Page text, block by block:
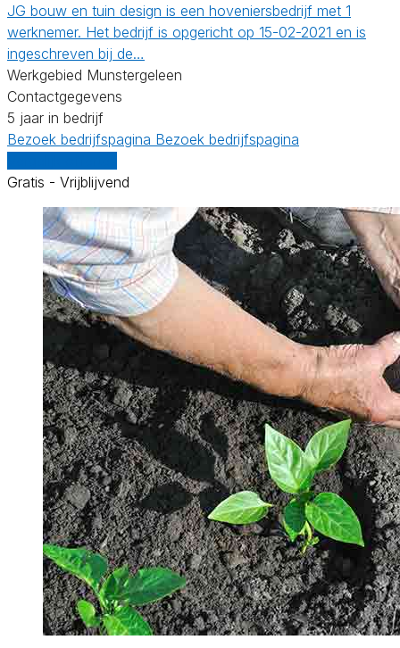
JG bouw en tuin design is een hoveniersbedrijf met 1
werknemer. Het bedrijf is opgericht op 15-02-2021 en is
ingeschreven bij de…
Werkgebied Munstergeleen
Contactgegevens
5 jaar in bedrijf
Bezoek bedrijfspagina Bezoek bedrijfspagina
Gratis - Vrijblijvend